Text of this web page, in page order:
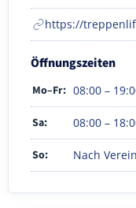
https://
Öffnungszeiten
Mo–Fr: 08:00 –
Sa: 08:00 –
So: Nach